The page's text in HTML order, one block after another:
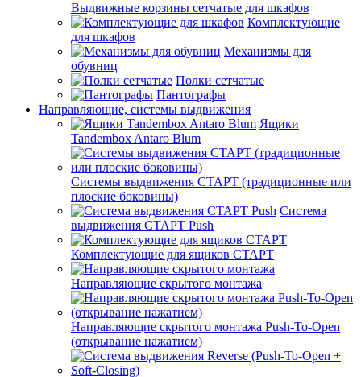
Выдвижные корзины сетчатые для шкафов
Комплектующие
для шкафов
Механизмы для
обувниц
Полки сетчатые
Пантографы
Направляющие, системы выдвижения
Ящики
Tandembox Antaro Blum
Системы выдвижения СТАРТ (традиционные или
плоские боковины)
Система
выдвижения СТАРТ Push
Комплектующие для ящиков СТАРТ
Направляющие скрытого монтажа
Направляющие скрытого монтажа Push-To-Open
(открывание нажатием)